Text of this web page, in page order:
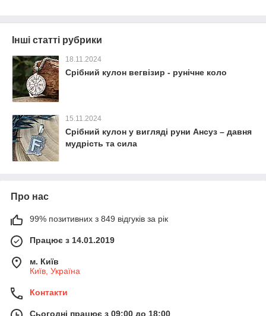
Інші статті рубрики
18.11.2024
Срібний кулон вегвізир - рунічне коло
15.11.2024
Срібний кулон у вигляді руни Ансуз – давня
мудрість та сила
Про нас
99% позитивних з 849 відгуків за рік
Працює з 14.01.2019
м. Київ
Київ, Україна
Контакти
Сьогодні працює з 09:00 до 18:00